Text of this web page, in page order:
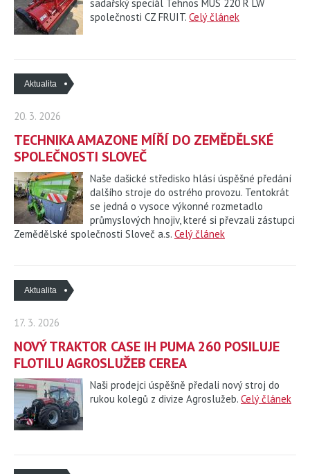
sadařský speciál Tehnos MUS 220 R LW
společnosti CZ FRUIT. Celý článek
Aktualita
20. 3. 2026
TECHNIKA AMAZONE MÍŘÍ DO ZEMĚDĚLSKÉ
SPOLEČNOSTI SLOVEČ
Naše dašické středisko hlásí úspěšné předání
dalšího stroje do ostrého provozu. Tentokrát
se jedná o vysoce výkonné rozmetadlo
průmyslových hnojiv, které si převzali zástupci
Zemědělské společnosti Sloveč a.s. Celý článek
Aktualita
17. 3. 2026
NOVÝ TRAKTOR CASE IH PUMA 260 POSILUJE
FLOTILU AGROSLUŽEB CEREA
Naši prodejci úspěšně předali nový stroj do
rukou kolegů z divize Agroslužeb. Celý článek